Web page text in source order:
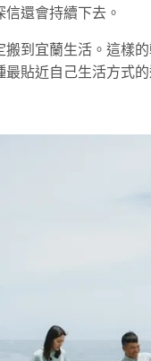
還會持續下去。
搬到宜蘭生活。這樣
貼近自己生活方式的